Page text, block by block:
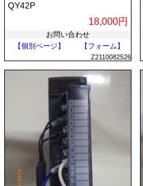
QY42P
18,000円
お問い合わせ
【個別ページ】
【フォーム】
Z2110082526